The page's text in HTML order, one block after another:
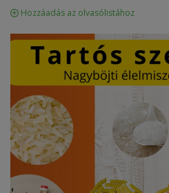
mail:szentlaszlodebrecen@gmail.c
utca 16.
Hozzáadás az olvasólistához